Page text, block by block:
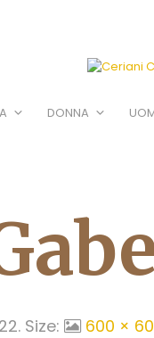
DONNA
. Size: 600 ×